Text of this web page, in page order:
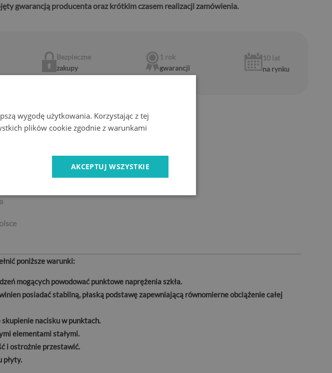
gwarancją producenta oraz krótkim czasem realizacji zamówienia.
Bezpieczne
zakupy
1 rok
gwarancji
10 lat
na rynku
poniższe warunki:
mogących powodować punktowe naprężenia szkła.
posiadać stabilną, płaską podstawę zapewniającą równomierne obciążenie całej
nacisku w punktach.
elementami stałymi.
i ostrożnie przestawić.
płyty.
wygodę użytkowania. Korzystając z tej
plików cookie zgodnie z warunkami
AKCEPTUJ WSZYSTKIE